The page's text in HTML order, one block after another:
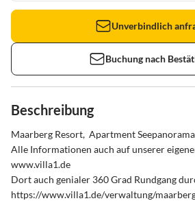
Unverbindlich
Buchung nach
Beschreibung
Maarberg Resort,  Apartment Seepanorama
Alle Informationen auch auf unserer
www.villa1.de
Dort auch genialer 360 Grad Rundgang
https://www.villa1.de/verwaltung/